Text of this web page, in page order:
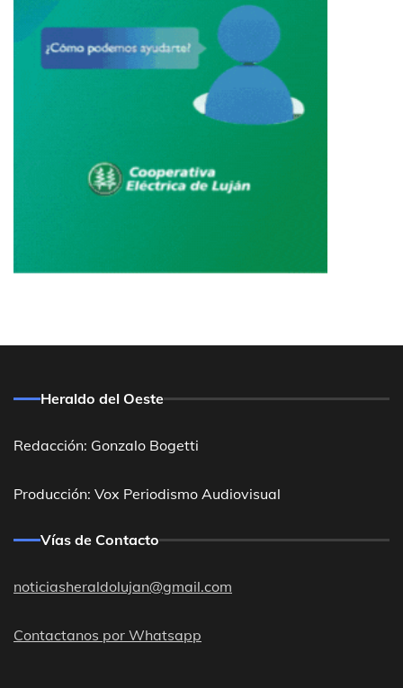
Heraldo del Oeste
Redacción: Gonzalo Bogetti
Producción: Vox Periodismo Audiovisual
Vías de Contacto
noticiasheraldolujan@gmail.com
Contactanos por Whatsapp